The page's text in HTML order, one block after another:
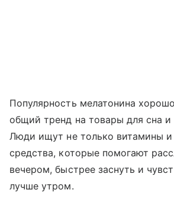
Популярность мелатонина
общий тренд на товары для сна и
Люди ищут не только витамины
средства, которые помогают
вечером, быстрее заснуть и
лучше утром.